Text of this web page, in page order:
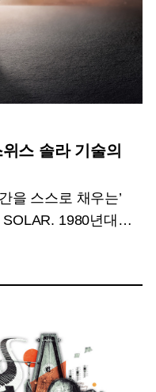
스 솔라 기술의
을 스스로 채우는’
1980년대의
정신과 장인정신을